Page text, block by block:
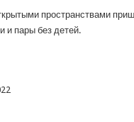
пространствами
пары без детей.